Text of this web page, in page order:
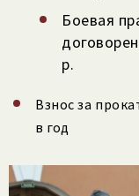
Боевая
р.
Взнос за
в год